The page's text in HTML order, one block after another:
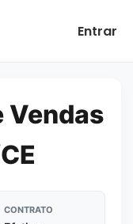
Entrar
Vendas
CONTRATO